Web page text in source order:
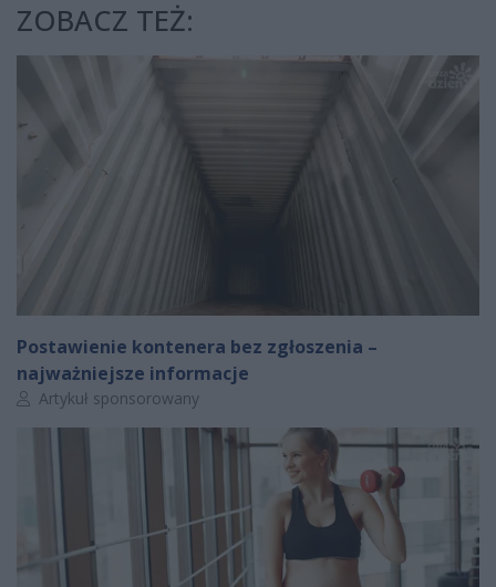
ZOBACZ TEŻ:
Postawienie kontenera bez zgłoszenia –
najważniejsze informacje
Autor artykułu:
Artykuł sponsorowany